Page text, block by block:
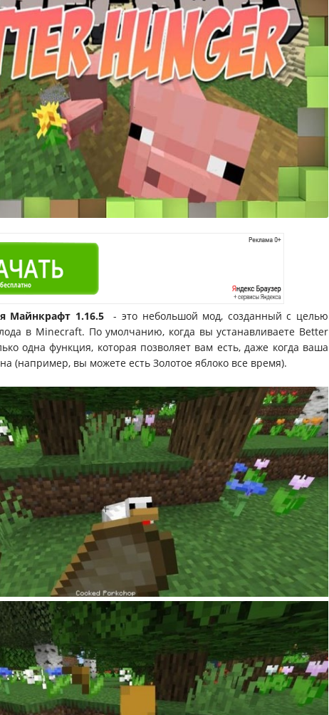
Майнкрафт 1.16.5 - это небольшой мод, созданный с целью
в Minecraft. По умолчанию, когда вы устанавливаете Better
одна функция, которая позволяет вам есть, даже когда ваша
(например, вы можете есть Золотое яблоко все время).